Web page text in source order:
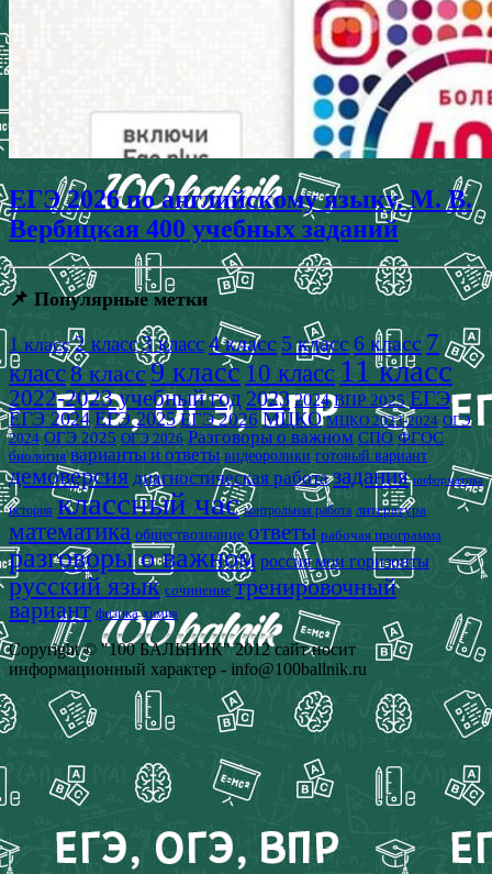
ЕГЭ 2026 по английскому языку. М. В.
Вербицкая 400 учебных заданий
📌 Популярные метки
1 класс 2 класс3 класс4 класс 5 класс 6 класс 7
класс8 класс9 класс10 класс 11 класс
2022-2023 учебный год 2023 2024 ВПР 2025 ЕГЭ
ЕГЭ 2024 ЕГЭ 2025 ЕГЭ 2026 МЦКО МЦКО 2023-2024 ОГЭ
2024 ОГЭ 2025 ОГЭ 2026 Разговоры о важном СПО ФГОС
биология варианты и ответы видеоролики готовый вариант
демоверсия диагностическая работа задания информатика
история классный час контрольная работа литература
математика обществознание ответы рабочая программа
разговоры о важном россия мои горизонты
русский язык сочинение тренировочный
вариант физика химия
Copyright © "100 БАЛЬНИК" 2012 сайт носит
информационный характер - info@100ballnik.ru